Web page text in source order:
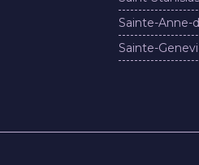
Sainte-Anne-
Sainte-